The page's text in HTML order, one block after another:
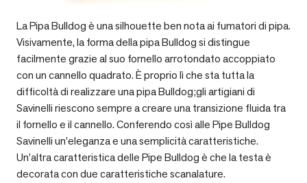
La Pipa Bulldog è una silhouette ben nota ai fumatori di pipa.
Visivamente, la forma della pipa Bulldog si distingue
facilmente grazie al suo fornello arrotondato accoppiato
con un cannello quadrato. È proprio lì che sta tutta la
difficoltà di realizzare una pipa Bulldog;gli artigiani di
Savinelli riescono sempre a creare una transizione fluida tra
il fornello e il cannello. Conferendo così alle Pipe Bulldog
Savinelli un’eleganza e una semplicità caratteristiche.
Un’altra caratteristica delle Pipe Bulldog è che la testa è
decorata con due caratteristiche scanalature.